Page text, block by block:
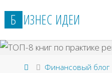
Б ИЗНЕС ИДЕИ
Главная
Финансовый блог